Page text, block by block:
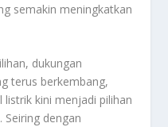
semakin meningkatkan
dukungan
terus berkembang,
kini menjadi pilihan
dengan